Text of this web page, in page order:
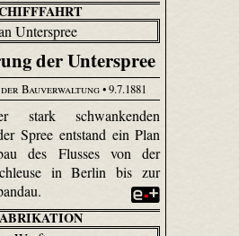
der Unterspree
Bauverwaltung• 9.7.1881
stark schwankenden
Spree entstand ein Plan
des Flusses von der
in Berlin bis zur